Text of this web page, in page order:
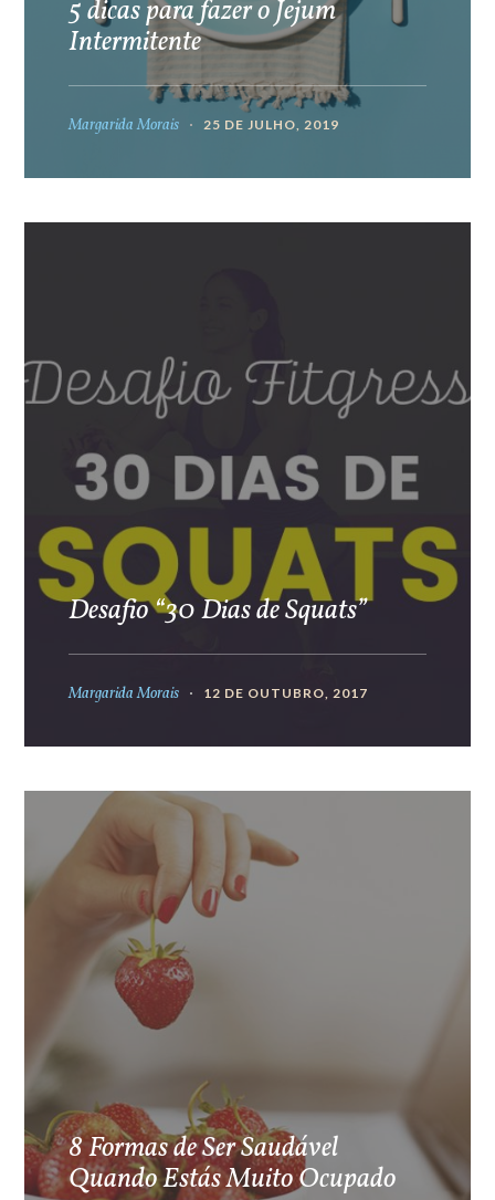
5 dicas para fazer o Jejum
Intermitente
Margarida Morais 25 DE JULHO, 2019
Desafio “30 Dias de Squats”
Margarida Morais 12 DE OUTUBRO, 2017
8 Formas de Ser Saudável
Quando Estás Muito Ocupado